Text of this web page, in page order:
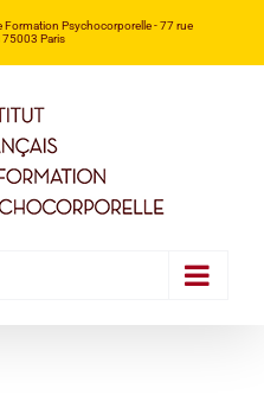
Formation Psychocorporelle -77 rue
Paris